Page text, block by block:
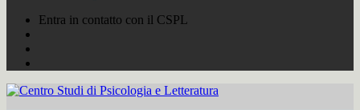
Entra in contatto con il CSPL